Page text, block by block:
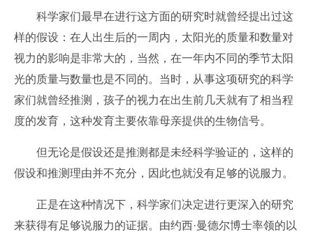
科学家们最早在进行这方面的研究时就曾经提出过这
样的假设：在人出生后的一周内，太阳光的质量和数量对
视力的影响是非常大的，当然，在一年内不同的季节太阳
光的质量与数量也是不同的。当时，从事这项研究的科学
家们就曾经推测，孩子的视力在出生前几天就有了相当程
度的发育，这种发育主要依靠母亲提供的生物信号。
但无论是假设还是推测都是未经科学验证的，这样的
假设和推测理由并不充分，因此也就没有足够的说服力。
正是在这种情况下，科学家们决定进行更深入的研究
来获得有足够说服力的证据。由约西·曼德尔博士率领的以